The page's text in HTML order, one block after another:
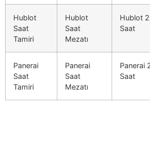
Hublot
Saat
Tamiri
Hublot
Saat
Mezatı
Hublot
Saat
Panerai
Saat
Tamiri
Panerai
Saat
Mezatı
Panerai
Saat